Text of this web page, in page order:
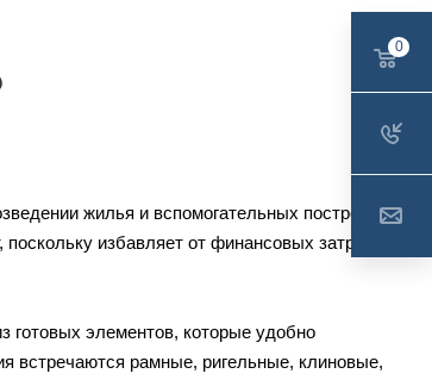
жилья и вспомогательных построек
избавляет от финансовых затрат на
элементов, которые удобно
встречаются рамные, ригельные, клиновые,
0